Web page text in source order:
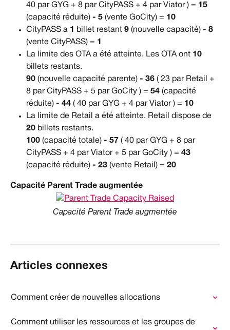
40 par GYG + 8 par CityPASS + 4 par Viator ) = 15
(capacité réduite) - 5 (vente GoCity) = 10
CityPASS a 1 billet restant 9 (nouvelle capacité) - 8
(vente CityPASS) = 1
La limite des OTA a été atteinte. Les OTA ont 10
billets restants.
90 (nouvelle capacité parente) - 36 ( 23 par Retail +
8 par CityPASS + 5 par GoCity ) = 54 (capacité
réduite) - 44 ( 40 par GYG + 4 par Viator ) = 10
La limite de Retail a été atteinte. Retail dispose de
20 billets restants.
100 (capacité totale) - 57 ( 40 par GYG + 8 par
CityPASS + 4 par Viator + 5 par GoCity ) = 43
(capacité réduite) - 23 (vente Retail) = 20
Capacité Parent Trade augmentée
Capacité Parent Trade augmentée
Articles connexes
Comment créer de nouvelles allocations
Comment utiliser les ressources et les groupes de